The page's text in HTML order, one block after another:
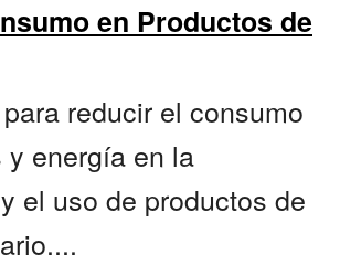
en Productos de
reducir el consumo
energía en la
el uso de productos de